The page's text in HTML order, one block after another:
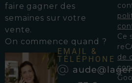
faire gagner des
semaines sur votre
vente.
On commence quand ?
EMAIL &
TÉLÉPHONE
Ce
de